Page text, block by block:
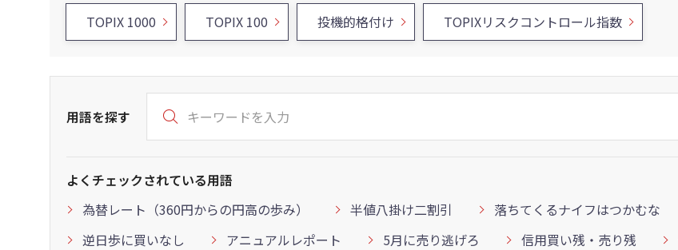
TOPIX 1000 TOPIX 100 投機的格付け TOPIXリスクコントロール指数
用語を探す
よくチェックされている用語
為替レート（360円からの円高の歩み）
半値八掛け二割引
落ちてくるナイフはつかむな
逆日歩に買いなし
アニュアルレポート 5月に売り逃げろ 信用買い残・売り残